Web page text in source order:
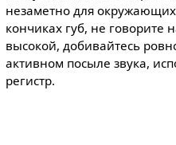
незаметно для
кончиках губ, не говорите
высокой, добивайтесь
активном посыле звука,
регистр.